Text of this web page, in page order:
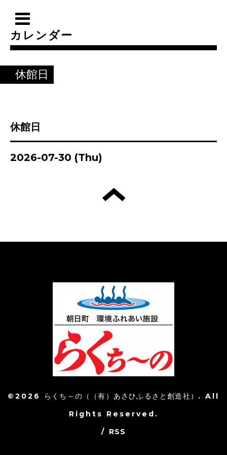
カレンダー
休館日
休館日
2026-07-30 (Thu)
©2026 らくち～の（（有）あさひふるさと創造社） . All
Rights Reserved.
/ RSS